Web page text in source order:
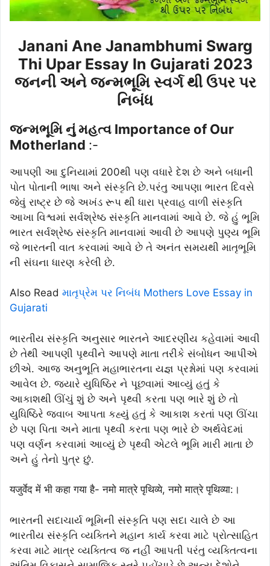
Janani Ane Janambhumi Swarg
Thi Upar Essay In Gujarati 2023
જનની અને જન્મભૂમિ સ્વર્ગ થી ઉપર પર
નિબંધ
જન્મભૂમિ નું મહત્વ Importance of Our
Motherland :-
આપણી આ દુનિયામાં 200થી પણ વધારે દેશ છે અને બધાની
પોત પોતાની ભાષા અને સંસ્કૃતિ છે.પરંતુ આપણા ભારત દિવસે
જેવું રાષ્ટ્ર છે જે અખંડ રૂપ થી ધારા પ્રવાહ વાળી સંસ્કૃતિ
આખા વિશ્વમાં સર્વશ્રેષ્ઠ સંસ્કૃતિ માનવામાં આવે છે. જે હું ભૂમિ
ભારત સર્વશ્રેષ્ઠ સંસ્કૃતિ માનવામાં આવી છે આપણે પુણ્ય ભૂમિ
જે ભારતની વાત કરવામાં આવે છે તે અનંત સમયથી માતૃભૂમિ
ની સંઘના ધારણ કરેલી છે.
Also Read માતૃપ્રેમ પર નિબંધ Mothers Love Essay in
Gujarati
ભારતીય સંસ્કૃતિ અનુસાર ભારતને આદરણીય કહેવામાં આવી
છે તેથી આપણી પૃથ્વીને આપણે માતા તરીકે સંબોધન આપીએ
છીએ. આજ અનુભૂતિ મહાભારતના યજ્ઞ પ્રશ્નોમાં પણ કરવામાં
આવેલ છે. જ્યારે યુધિષ્ઠિર ને પૂછવામાં આવ્યું હતું કે
આકાશથી ઊંચું શું છે અને પૃથ્વી કરતા પણ ભારે શું છે તો
યુધિષ્ઠિરે જવાબ આપતા કહ્યું હતું કે આકાશ કરતાં પણ ઊંચા
છે પણ પિતા અને માતા પૃથ્વી કરતા પણ ભારે છે અર્થવેદમાં
પણ વર્ણન કરવામાં આવ્યું છે પૃથ્વી એટલે ભૂમિ મારી માતા છે
અને હું તેનો પુત્ર છું.
यजुर्वेद में भी कहा गया है- नमो मात्रे पृथिव्ये, नमो मात्रे पृथिव्या:।
ભારતની સદાચાર્ય ભૂમિની સંસ્કૃતિ પણ સદા ચાલે છે આ
ભારતીય સંસ્કૃતિ વ્યક્તિને મહાન કાર્ય કરવા માટે પ્રોત્સાહિત
કરવા માટે માત્ર વ્યક્તિત્વ જ નહીં આપતી પરંતુ વ્યક્તિત્વના